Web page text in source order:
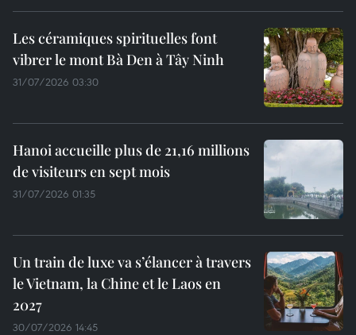
Les céramiques spirituelles font
vibrer le mont Bà Den à Tây Ninh
31/07/2026 03:30
Hanoi accueille plus de 21,16 millions
de visiteurs en sept mois ​
31/07/2026 01:35
Un train de luxe va s’élancer à travers
le Vietnam, la Chine et le Laos en
2027
30/07/2026 14:45